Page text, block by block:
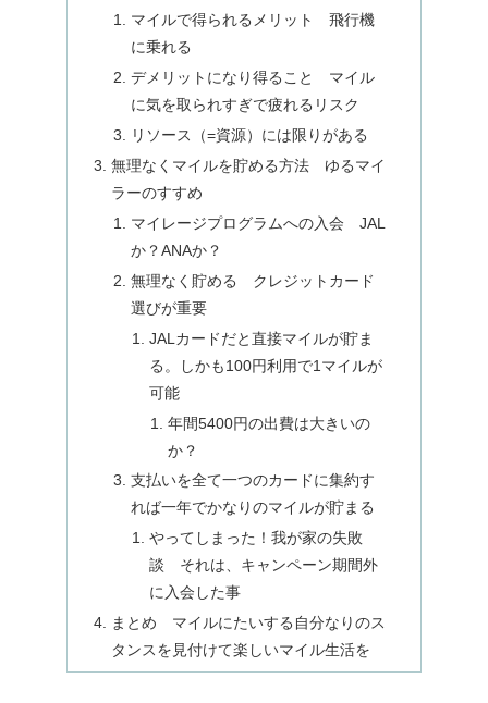
マイルで得られるメリット 飛行機
に乗れる
デメリットになり得ること マイル
に気を取られすぎで疲れるリスク
リソース（=資源）には限りがある
無理なくマイルを貯める方法 ゆるマイ
ラーのすすめ
マイレージプログラムへの入会 JAL
か？ANAか？
無理なく貯める クレジットカード
選びが重要
JALカードだと直接マイルが貯ま
る。しかも100円利用で1マイルが
可能
年間5400円の出費は大きいの
か？
支払いを全て一つのカードに集約す
れば一年でかなりのマイルが貯まる
やってしまった！我が家の失敗
談 それは、キャンペーン期間外
に入会した事
まとめ マイルにたいする自分なりのス
タンスを見付けて楽しいマイル生活を